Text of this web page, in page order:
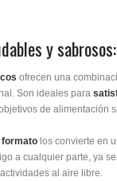
y sabrosos:
ofrecen una
Son ideales para
de alimentación
los convierte en
a cualquier parte, ya
al aire libre.